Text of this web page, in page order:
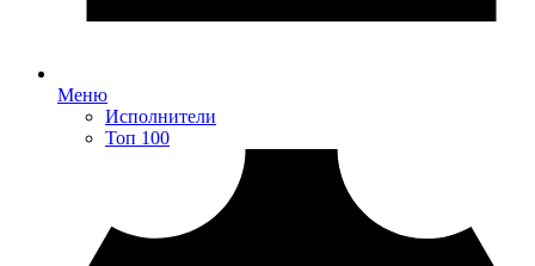
Меню
Исполнители
Топ 100